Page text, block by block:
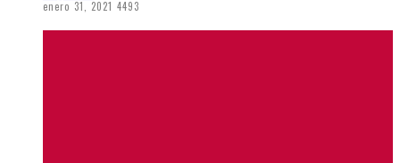
enero 31, 2021 4493